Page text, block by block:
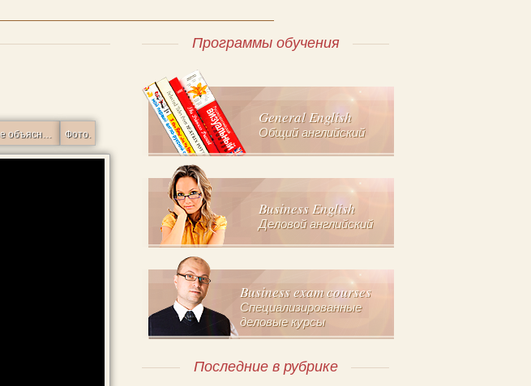
Программы обучения
General English
Общий английский
Business English
Деловой английский
Business exam courses
Специализированные
деловые курсы
Последние в рубрике
Все времена в английском. Уникальное объяснение. Фото.